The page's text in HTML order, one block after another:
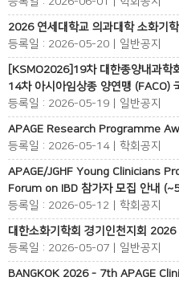
2026 연세대학교 의과대학 소화기
등록일 : 2026-05-20 | 일반공지
[KSMO2026]19차 대한종양내과
14차 아시아임상종 양연맹 (FACO)
등록일 : 2026-05-19 | 일반공지
APAGE Research Programme
등록일 : 2026-05-14 | 학회공지
APAGE/JGHF Young Clinicians
Forum on IBD 참가자 모집 안내
등록일 : 2026-05-12 | 학회공지
대한소화기학회 경기인천지회
등록일 : 2026-05-07 | 일반공지
BANGKOK 2026 - 7th APAGE